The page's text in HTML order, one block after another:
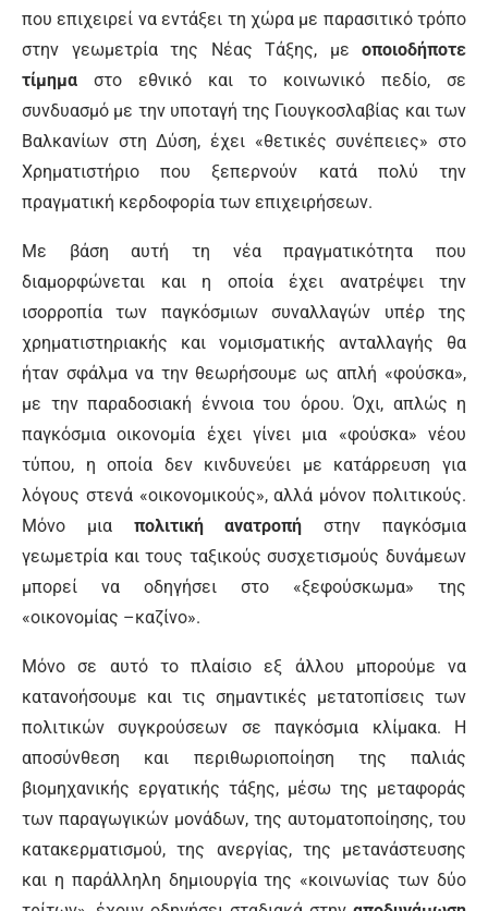
που επιχειρεί να εντάξει τη χώρα με παρασιτικό τρόπο
στην γεωμετρία της Νέας Τάξης, με οποιοδήποτε
τίμημα στο εθνικό και το κοινωνικό πεδίο, σε
συνδυασμό με την υποταγή της Γιουγκοσλαβίας και των
Βαλκανίων στη Δύση, έχει «θετικές συνέπειες» στο
Χρηματιστήριο που ξεπερνούν κατά πολύ την
πραγματική κερδοφορία των επιχειρήσεων.
Με βάση αυτή τη νέα πραγματικότητα που
διαμορφώνεται και η οποία έχει ανατρέψει την
ισορροπία των παγκόσμιων συναλλαγών υπέρ της
χρηματιστηριακής και νομισματικής ανταλλαγής θα
ήταν σφάλμα να την θεωρήσουμε ως απλή «φούσκα»,
με την παραδοσιακή έννοια του όρου. Όχι, απλώς η
παγκόσμια οικονομία έχει γίνει μια «φούσκα» νέου
τύπου, η οποία δεν κινδυνεύει με κατάρρευση για
λόγους στενά «οικονομικούς», αλλά μόνον πολιτικούς.
Μόνο μια πολιτική ανατροπή στην παγκόσμια
γεωμετρία και τους ταξικούς συσχετισμούς δυνάμεων
μπορεί να οδηγήσει στο «ξεφούσκωμα» της
«οικονομίας –καζίνο».
Μόνο σε αυτό το πλαίσιο εξ άλλου μπορούμε να
κατανοήσουμε και τις σημαντικές μετατοπίσεις των
πολιτικών συγκρούσεων σε παγκόσμια κλίμακα. Η
αποσύνθεση και περιθωριοποίηση της παλιάς
βιομηχανικής εργατικής τάξης, μέσω της μεταφοράς
των παραγωγικών μονάδων, της αυτοματοποίησης, του
κατακερματισμού, της ανεργίας, της μετανάστευσης
και η παράλληλη δημιουργία της «κοινωνίας των δύο